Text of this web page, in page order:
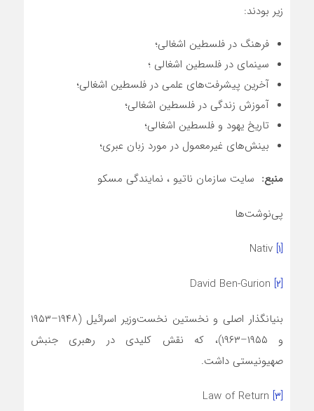
زیر بودند:
فرهنگ در فلسطین اشغالی؛
سینمای در فلسطین اشغالی ؛
آخرین پیشرفت‌های علمی در فلسطین اشغالی؛
آموزش زندگی در فلسطین اشغالی؛
تاریخ یهود و فلسطین اشغالی؛
بینش‌های غیرمعمول در مورد زبان عبری؛
منبع: سایت سازمان ناتیو ، نمایندگی مسکو
پی‌نوشت‌ها
[۱]
[۲]
بنیانگذار اصلی و نخستین نخست‌وزیر اسرائیل (۱۹۴۸–۱۹۵۳
و ۱۹۵۵–۱۹۶۳)، که نقش کلیدی در رهبری جنبش
صهیونیستی داشت.
[۳]